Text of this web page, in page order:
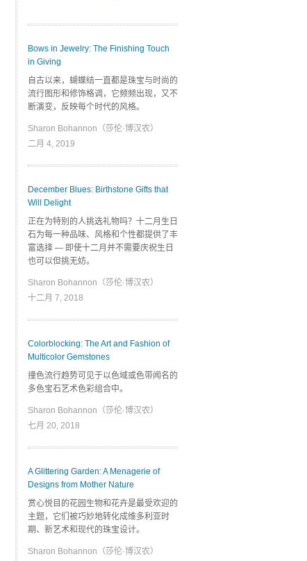
Bows in Jewelry: The Finishing Touch
in Giving
自古以来，蝴蝶结一直都是珠宝与时尚的
流行图形和修饰格调，它频频出现，又不
断演变，反映每个时代的风格。
Sharon Bohannon（莎伦·博汉农）
二月 4, 2019
December Blues: Birthstone Gifts that
Will Delight
正在为特别的人挑选礼物吗？十二月生日
石为每一种品味、风格和个性都提供了丰
富选择 — 即使十二月并不需要庆祝生日
也可以但挑无妨。
Sharon Bohannon（莎伦·博汉农）
十二月 7, 2018
Colorblocking: The Art and Fashion of
Multicolor Gemstones
撞色流行趋势可见于以色域或色带闻名的
多色宝石艺术色彩组合中。
Sharon Bohannon（莎伦·博汉农）
七月 20, 2018
A Glittering Garden: A Menagerie of
Designs from Mother Nature
赏心悦目的花园生物和花卉是最受欢迎的
主题，它们被巧妙地转化成维多利亚时
期、新艺术和现代的珠宝设计。
Sharon Bohannon（莎伦·博汉农）